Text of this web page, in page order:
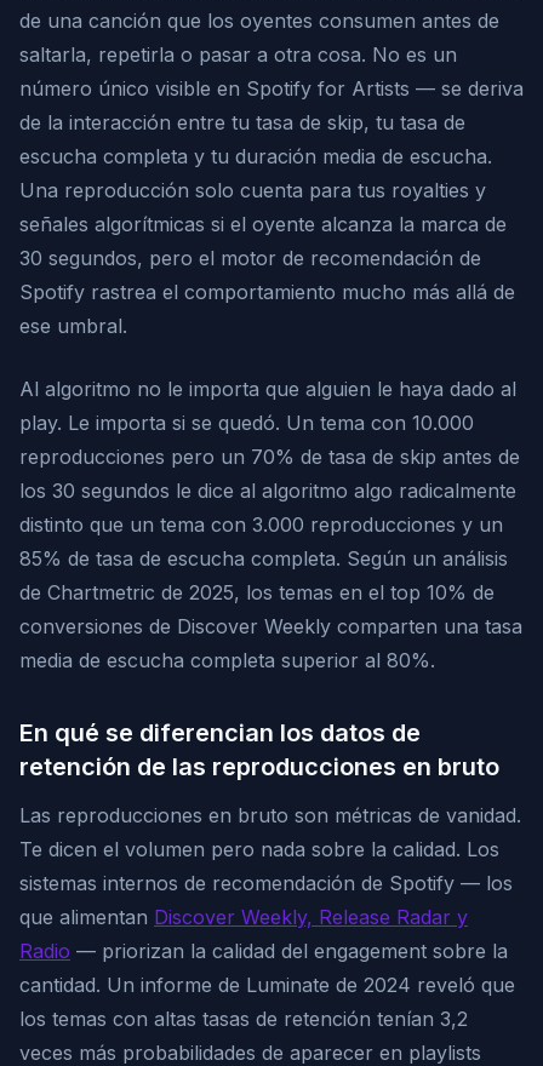
de una canción que los oyentes consumen antes de
saltarla, repetirla o pasar a otra cosa. No es un
número único visible en Spotify for Artists — se deriva
de la interacción entre tu tasa de skip, tu tasa de
escucha completa y tu duración media de escucha.
Una reproducción solo cuenta para tus royalties y
señales algorítmicas si el oyente alcanza la marca de
30 segundos, pero el motor de recomendación de
Spotify rastrea el comportamiento mucho más allá de
ese umbral.
Al algoritmo no le importa que alguien le haya dado al
play. Le importa si se quedó. Un tema con 10.000
reproducciones pero un 70% de tasa de skip antes de
los 30 segundos le dice al algoritmo algo radicalmente
distinto que un tema con 3.000 reproducciones y un
85% de tasa de escucha completa. Según un análisis
de Chartmetric de 2025, los temas en el top 10% de
conversiones de Discover Weekly comparten una tasa
media de escucha completa superior al 80%.
En qué se diferencian los datos de
retención de las reproducciones en bruto
Las reproducciones en bruto son métricas de vanidad.
Te dicen el volumen pero nada sobre la calidad. Los
sistemas internos de recomendación de Spotify — los
que alimentan Discover Weekly, Release Radar y
Radio — priorizan la calidad del engagement sobre la
cantidad. Un informe de Luminate de 2024 reveló que
los temas con altas tasas de retención tenían 3,2
veces más probabilidades de aparecer en playlists